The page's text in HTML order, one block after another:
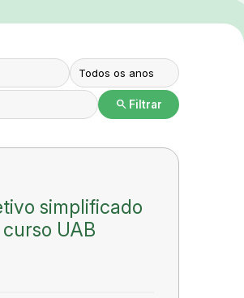
search Filtrar
simplificado
UAB